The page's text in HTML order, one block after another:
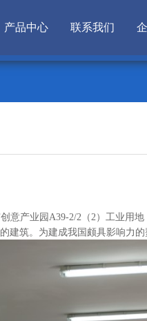
产品中心 联系我们
产业园A39-2/2（2）工业用
筑。为建成我国颇具影响力的